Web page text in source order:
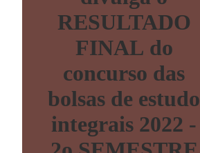
RESULTADO
FINAL do
concurso das
bolsas de estudo
integrais 2022 -